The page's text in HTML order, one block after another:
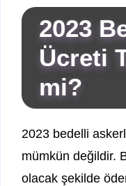
2023
Ücreti
mi?
2023 bedelli
mümkün değildir.
olacak şekilde